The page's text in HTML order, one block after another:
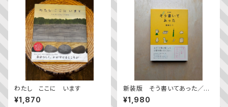
わたし ここに います
¥1,870
新装版 そう書いてあった／益
田ミリ
¥1,980